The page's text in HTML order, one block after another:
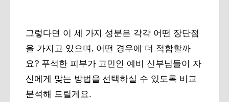
그렇다면 이 세 가지 성분은 각각 어떤 장단점
을 가지고 있으며, 어떤 경우에 더 적합할까
요? 푸석한 피부가 고민인 예비 신부님들이 자
신에게 맞는 방법을 선택하실 수 있도록 비교
분석해 드릴게요.